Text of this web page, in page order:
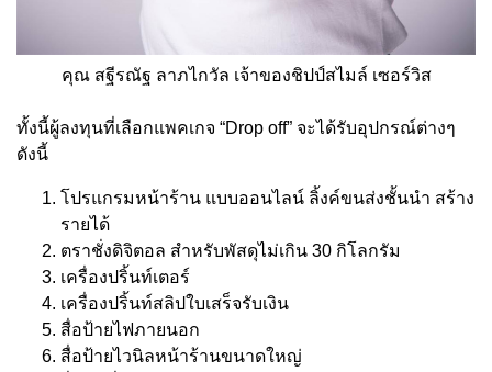
คุณ สฐีรณัฐ ลาภไกวัล เจ้าของชิปป์สไมล์ เซอร์วิส
ทั้งนี้ผู้ลงทุนที่เลือกแพคเกจ “Drop off” จะได้รับอุปกรณ์ต่างๆ
ดังนี้
โปรแกรมหน้าร้าน แบบออนไลน์ ลิ้งค์ขนส่งชั้นนำ สร้าง
รายได้
ตราชั่งดิจิตอล สำหรับพัสดุไม่เกิน 30 กิโลกรัม
เครื่องปริ้นท์เตอร์
เครื่องปริ้นท์สลิปใบเสร็จรับเงิน
สื่อป้ายไฟภายนอก
สื่อป้ายไวนิลหน้าร้านขนาดใหญ่